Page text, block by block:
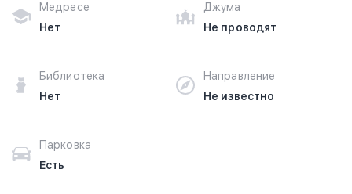
Медресе
Нет
Джума
Не проводят
Библиотека
Нет
Направление
Не известно
Парковка
Есть